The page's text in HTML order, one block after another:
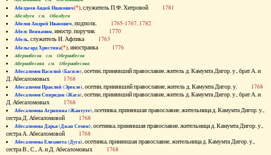
Абелдеев Авдей Иванович(*), служитель П.Ф. Хитровой 1781
Абелдуев см. Оболдуев
Абелов Андрей Иванович, подполк. 1765-1767, 1782
Абелс Вениамин, иностр. поручик 1770
Абель, служитель И. Афлика 1763
Абельгард Христина(*), иностранка 1776
Абернибесов см. Обернибесов
Абернибесова см. Обернибесова
Абесаломов Василий (Басиле), осетин, принявший православие, житель д. Камумта Дигор. у., брат А. и
Д. Абесаломовых 1768
Абесаломов Ираклий (Эрекле), осетин, принявший православие, житель д. Камумта Дигор. у. 1768
Абесаломов Спиридон (Жага), осетин, принявший православие, житель д. Камумта Дигор. у., брат А. и
Д. Абесаломовых 1768
Абесаломова Агрипина (Жантуте), осетинка, принявшая православие, жительница д. Камумта Дигор. у.,
сестра Д. Абесаломовой 1768
Абесаломова Дарья (Джан Семен), осетинка, принявшая православие, жительница д. Камумта Дигор. у.,
сестра А. Абесаломовой 1768
Абесаломова Елизавета (Дуга), осетинка, принявшая православие, жительница д. Камумта Дигор. у.,
сестра В., С., А. и Д. Абесаломовых 1768